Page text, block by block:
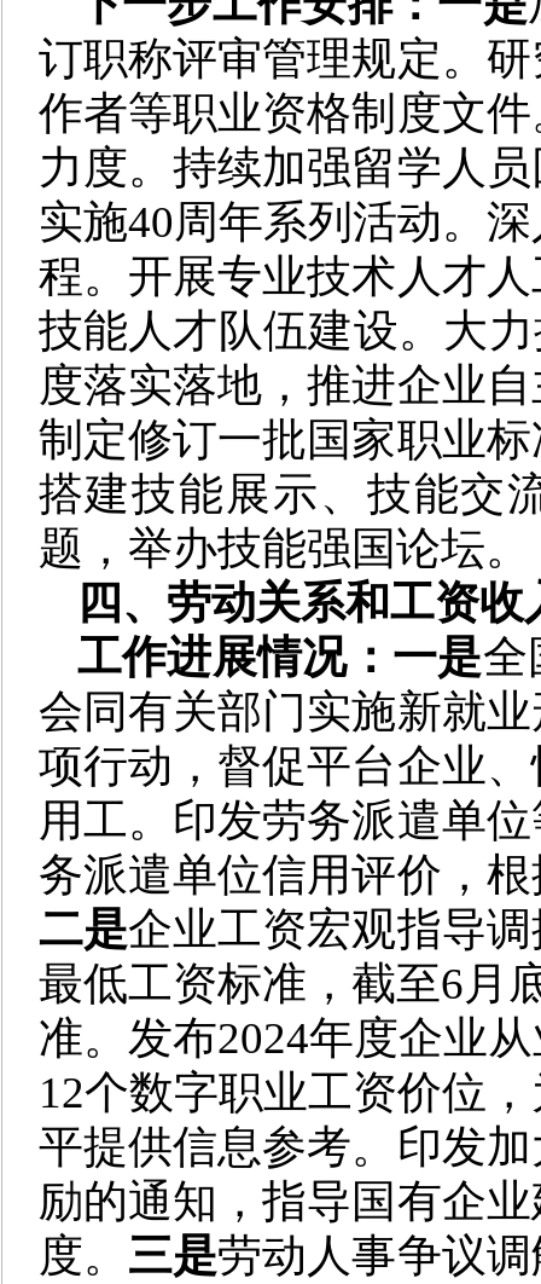
订职称评审管理规定。
作者等职业资格制度文
力度。持续加强留学人
实施40周年系列活动。
程。开展专业技术人才
技能人才队伍建设。大
度落实落地，推进企业
制定修订一批国家职业
搭建技能展示、技能交
题，举办技能强国论坛。
四、劳动关系和工资收
工作进展情况：一是全
会同有关部门实施新就
项行动，督促平台企业
用工。印发劳务派遣单
务派遣单位信用评价，
二是企业工资宏观指导
最低工资标准，截至6月
准。发布2024年度企业
12个数字职业工资价位
平提供信息参考。印发
励的通知，指导国有企
度。 三是劳动人事争议